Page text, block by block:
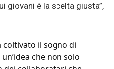
giovani è la scelta giusta”,
coltivato il sogno di
che non solo